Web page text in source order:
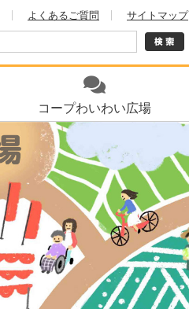
よくあるご質問 サイトマップ
コープわいわい広場